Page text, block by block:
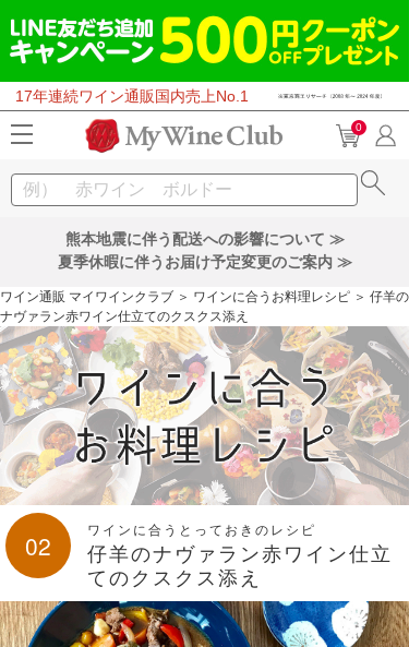
17年連続ワイン通販国内売上No.1
0
熊本地震に伴う配送への影響について ≫
夏季休暇に伴うお届け予定変更のご案内 ≫
ワイン通販 マイワインクラブ ＞ ワインに合うお料理レシピ ＞ 仔羊の
ナヴァラン赤ワイン仕立てのクスクス添え
02 ワインに合うとっておきのレシピ
仔羊のナヴァラン赤ワイン仕立
てのクスクス添え